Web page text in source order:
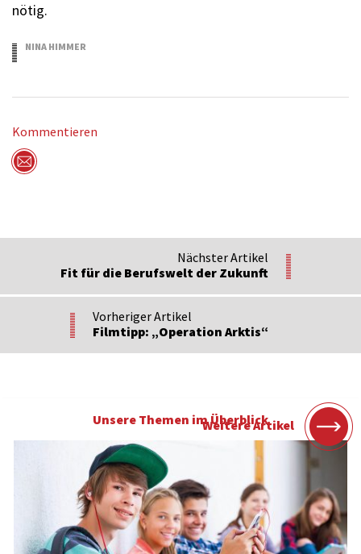
nötig.
NINA HIMMER
Kommentieren
Nächster Artikel
Fit für die Berufswelt der Zukunft
Vorheriger Artikel
Filmtipp: „Operation Arktis“
Weitere Artikel
Unsere Themen im Überblick